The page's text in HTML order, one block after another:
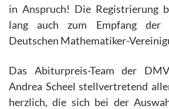
in Anspruch! Die Registrierung
lang auch zum Empfang der
Deutschen Mathematiker-
Das Abiturpreis-Team der
Andrea Scheel stellvertretend
herzlich, die sich bei der